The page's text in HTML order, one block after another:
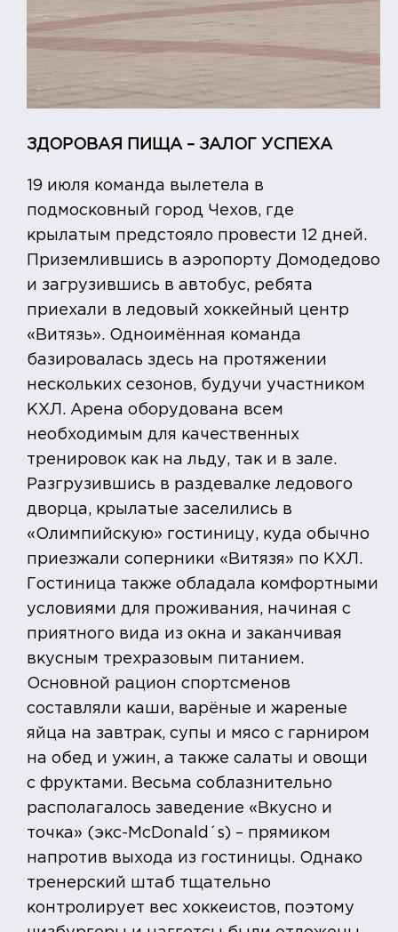
ЗДОРОВАЯ ПИЩА – ЗАЛОГ УСПЕХА
19 июля команда вылетела в
подмосковный город Чехов, где
крылатым предстояло провести 12 дней.
Приземлившись в аэропорту Домодедово
и загрузившись в автобус, ребята
приехали в ледовый хоккейный центр
«Витязь». Одноимённая команда
базировалась здесь на протяжении
нескольких сезонов, будучи участником
КХЛ. Арена оборудована всем
необходимым для качественных
тренировок как на льду, так и в зале.
Разгрузившись в раздевалке ледового
дворца, крылатые заселились в
«Олимпийскую» гостиницу, куда обычно
приезжали соперники «Витязя» по КХЛ.
Гостиница также обладала комфортными
условиями для проживания, начиная с
приятного вида из окна и заканчивая
вкусным трехразовым питанием.
Основной рацион спортсменов
составляли каши, варёные и жареные
яйца на завтрак, супы и мясо с гарниром
на обед и ужин, а также салаты и овощи
с фруктами. Весьма соблазнительно
располагалось заведение «Вкусно и
точка» (экс-McDonald´s) – прямиком
напротив выхода из гостиницы. Однако
тренерский штаб тщательно
контролирует вес хоккеистов, поэтому